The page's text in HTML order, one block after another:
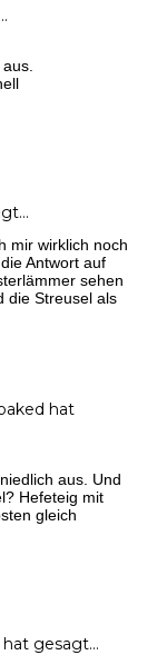
mir wirklich noch
Antwort auf
sehen
die Streusel als
hat
aus. Und
Hefeteig mit
gleich
hat gesagt…